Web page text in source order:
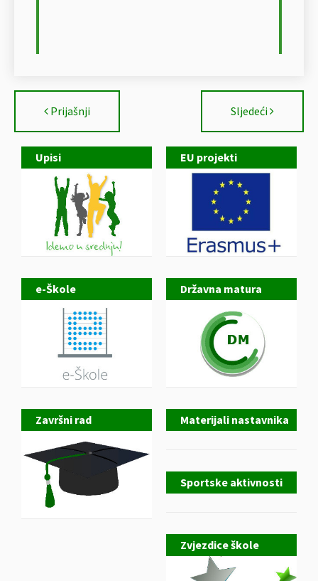
Upisi EU projekti
e-Škole Državna matura
Završni rad Materijali nastavnika
Sportske aktivnosti
Zvjezdice škole
Prijašnji Sljedeći